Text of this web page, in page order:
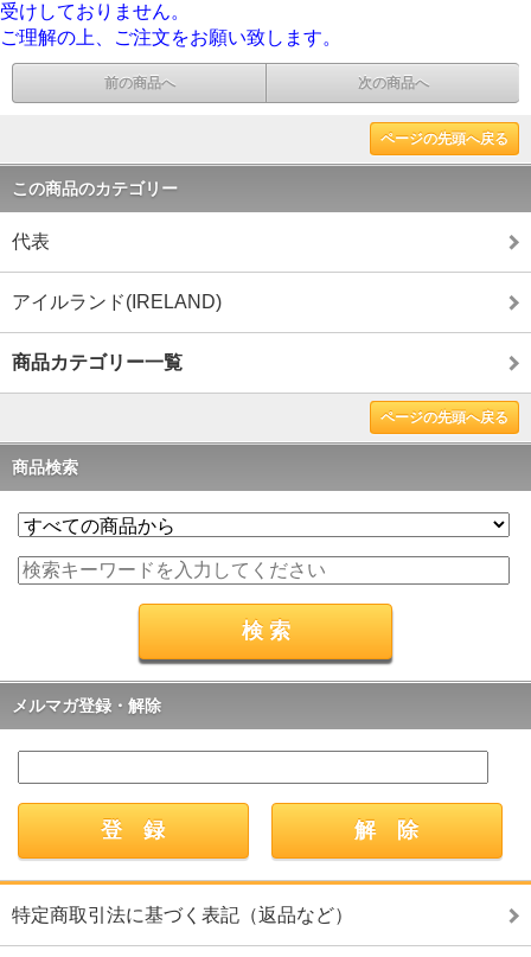
受けしておりません。
ご理解の上、ご注文をお願い致します。
前の商品へ 次の商品へ
ページの先頭へ戻る
この商品のカテゴリー
代表
アイルランド(IRELAND)
商品カテゴリー一覧
ページの先頭へ戻る
商品検索
メルマガ登録・解除
特定商取引法に基づく表記（返品など）